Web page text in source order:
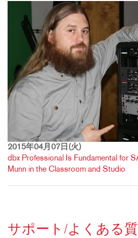
2015年04月07日(火)
dbx Professional Is Fundamental for
Munn in the Classroom and Studio
サポート/よくある質